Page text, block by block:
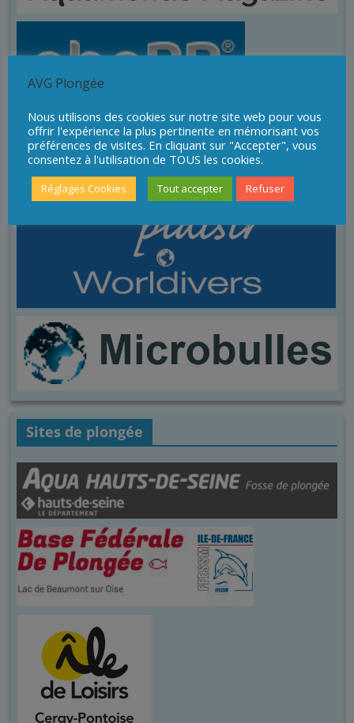
Sites de plongée
AVG Plongée
Nous utilisons des cookies sur notre site web pour vous
offrir l'expérience la plus pertinente en mémorisant vos
préférences de visites. En cliquant sur "Accepter", vous
consentez à l'utilisation de TOUS les cookies.
Réglages Cookies Tout accepter Refuser